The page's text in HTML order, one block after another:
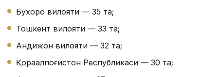
Бухоро вилояти — 35 та;
Тошкент вилояти — 33 та;
Андижон вилояти — 32 та;
Қорақалпоғистон Республикаси — 30 та;